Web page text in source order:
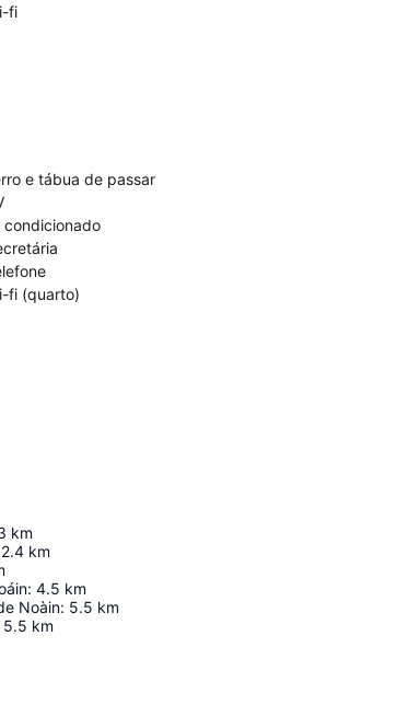
fi
e tábua de passar
condicionado
fi (quarto)
km
2.4 km
: 4.5 km
Noàin: 5.5 km
5.5 km